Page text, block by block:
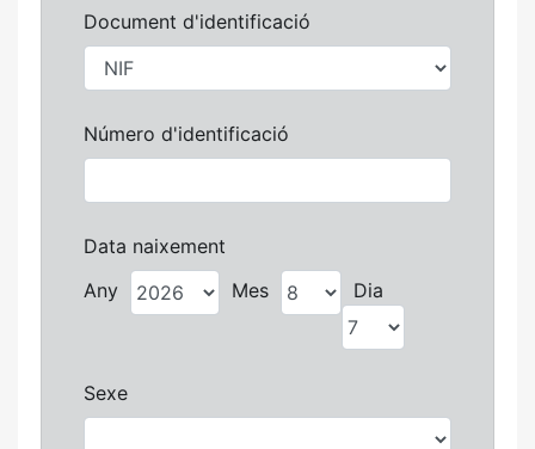
Document d'identificació
Número d'identificació
Data naixement
Any
Mes Dia
Sexe